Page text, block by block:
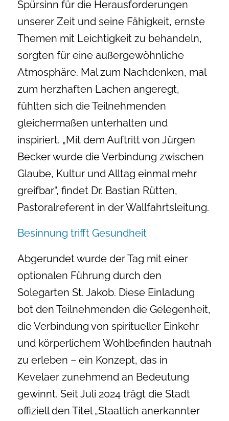
Spürsinn für die Herausforderungen
unserer Zeit und seine Fähigkeit, ernste
Themen mit Leichtigkeit zu behandeln,
sorgten für eine außergewöhnliche
Atmosphäre. Mal zum Nachdenken, mal
zum herzhaften Lachen angeregt,
fühlten sich die Teilnehmenden
gleichermaßen unterhalten und
inspiriert. „Mit dem Auftritt von Jürgen
Becker wurde die Verbindung zwischen
Glaube, Kultur und Alltag einmal mehr
greifbar“, findet Dr. Bastian Rütten,
Pastoralreferent in der Wallfahrtsleitung.
Besinnung trifft Gesundheit
Abgerundet wurde der Tag mit einer
optionalen Führung durch den
Solegarten St. Jakob. Diese Einladung
bot den Teilnehmenden die Gelegenheit,
die Verbindung von spiritueller Einkehr
und körperlichem Wohlbefinden hautnah
zu erleben – ein Konzept, das in
Kevelaer zunehmend an Bedeutung
gewinnt. Seit Juli 2024 trägt die Stadt
offiziell den Titel „Staatlich anerkannter